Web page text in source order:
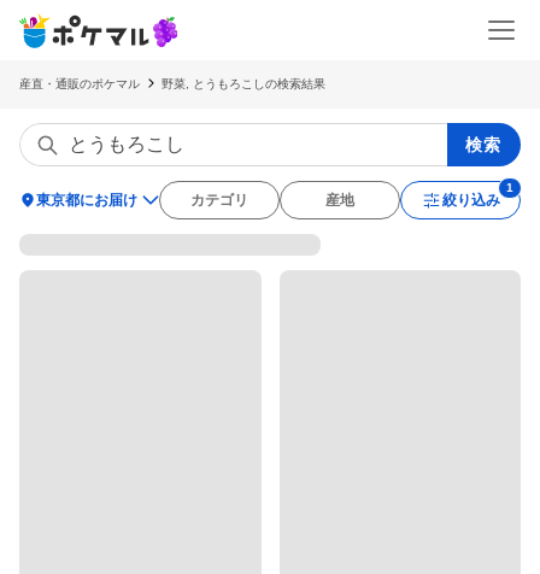
産直・通販のポケマル 野菜, とうもろこしの検索結果
検索
location_on東京都にお届け カテゴリ 産地 絞り込み